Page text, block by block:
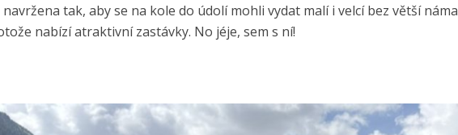
tak, aby se na kole do údolí mohli vydat malí i velcí bez větší
nabízí atraktivní zastávky. No jéje, sem s ní!